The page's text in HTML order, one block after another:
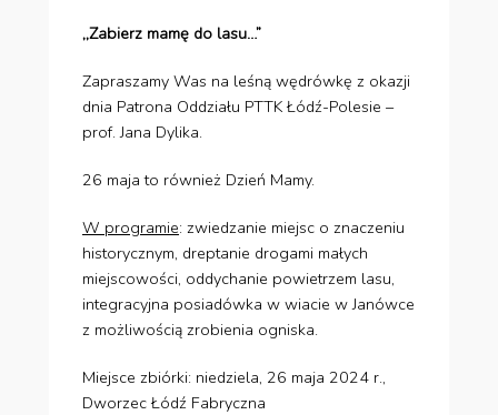
,,Zabierz mamę do lasu…”
Zapraszamy Was na leśną wędrówkę z okazji
dnia Patrona Oddziału PTTK Łódź-Polesie –
prof. Jana Dylika.
26 maja to również Dzień Mamy.
W programie: zwiedzanie miejsc o znaczeniu
historycznym, dreptanie drogami małych
miejscowości, oddychanie powietrzem lasu,
integracyjna posiadówka w wiacie w Janówce
z możliwością zrobienia ogniska.
Miejsce zbiórki: niedziela, 26 maja 2024 r.,
Dworzec Łódź Fabryczna